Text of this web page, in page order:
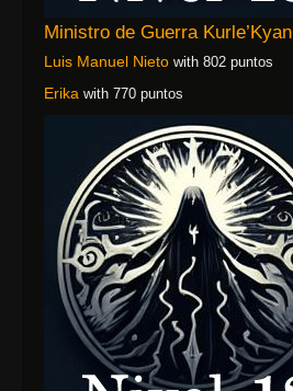
Ministro de Guerra Kurle’Kyan
Luis Manuel Nieto with 802 puntos
Erika with 770 puntos